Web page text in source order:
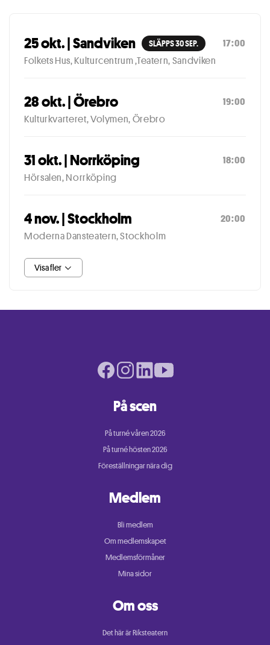
25 okt. | Sandviken SLÄPPS 30 SEP.
Folkets Hus, Kulturcentrum ,Teatern, Sandviken
17:00
28 okt. | Örebro
Kulturkvarteret, Volymen, Örebro
19:00
31 okt. | Norrköping
Hörsalen, Norrköping
18:00
4 nov. | Stockholm
Moderna Dansteatern, Stockholm
20:00
Visa fler
På scen
På turné våren 2026
På turné hösten 2026
Föreställningar nära dig
Medlem
Bli medlem
Om medlemskapet
Medlemsförmåner
Mina sidor
Om oss
Det här är Riksteatern
Facebook page
Instagram page
LinkedIn pageYoutube page